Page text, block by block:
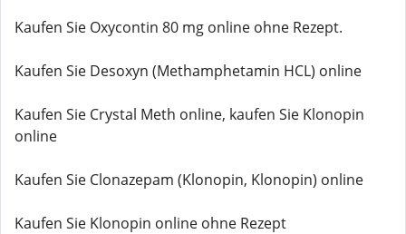
Kaufen Sie Oxycontin 80 mg online ohne Rezept.
Kaufen Sie Desoxyn (Methamphetamin HCL) online
Kaufen Sie Crystal Meth online, kaufen Sie Klonopin
online
Kaufen Sie Clonazepam (Klonopin, Klonopin) online
Kaufen Sie Klonopin online ohne Rezept